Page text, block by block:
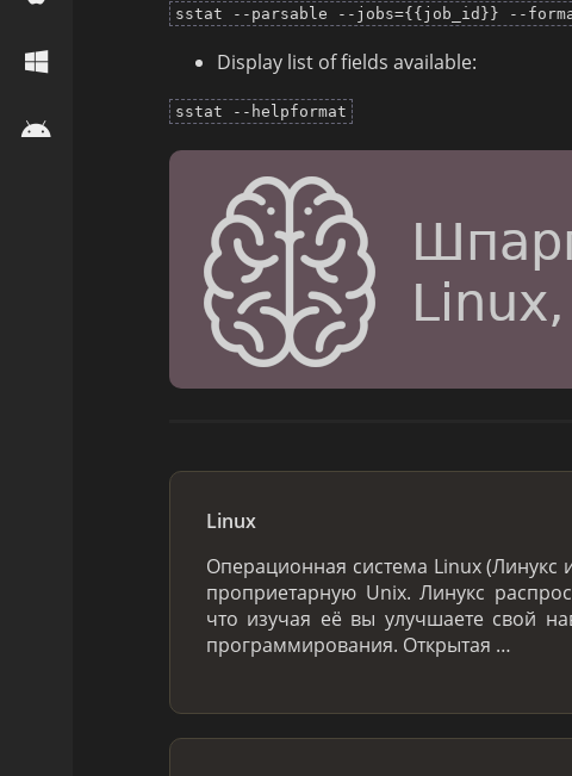
sstat --parsable --jobs={{job_id}} --
Display list of fields available:
sstat --helpformat
Linux
Операционная система Linux
проприетарную Unix. Линукс
что изучая её вы улучшаете свой
программирования. Открытая …